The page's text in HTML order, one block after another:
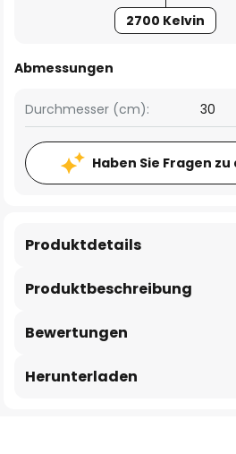
2700 Kelvin
Abmessungen
Durchmesser (cm): 30
Haben Sie Fragen
Produktbeschreibung
Produktdetails
Bewertungen
Herunterladen